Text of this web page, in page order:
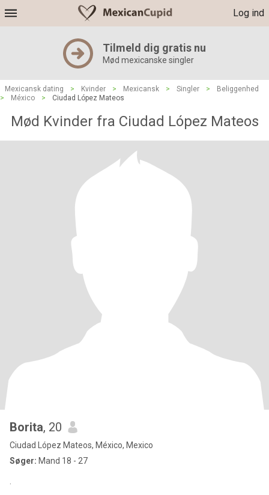
Log ind
Tilmeld dig gratis nu
Mød mexicanske singler
Mexicansk dating > Kvinder > Mexicansk > Singler >
Beliggenhed
>
México > Ciudad López Mateos
Mød Kvinder fra Ciudad López Mateos
Borita, 20
Ciudad López Mateos, México, Mexico
Søger: Mand 18 - 27